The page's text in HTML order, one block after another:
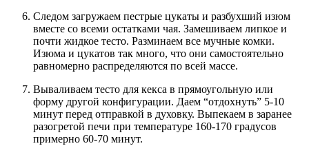
Следом загружаем пестрые цукаты и разбухший изюм
вместе со всеми остатками чая. Замешиваем липкое и
почти жидкое тесто. Разминаем все мучные комки.
Изюма и цукатов так много, что они самостоятельно
равномерно распределяются по всей массе.
Вываливаем тесто для кекса в прямоугольную или
форму другой конфигурации. Даем “отдохнуть” 5-10
минут перед отправкой в духовку. Выпекаем в заранее
разогретой печи при температуре 160-170 градусов
примерно 60-70 минут.